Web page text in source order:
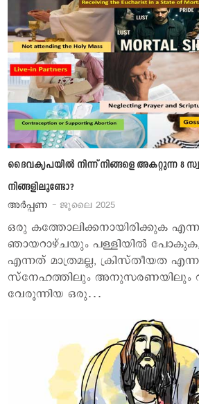
ദൈവകൃപയില്‍ നിന്ന് നിങ്ങളെ അകറ്റുന്ന 8
നിങ്ങളിലൂണ്ടോ?
അര്‍പ്പണ - ജൂലൈ 2025
ഒരു കത്തോലിക്കനായിരിക്കുക
ഞായറാഴ്ചയും പള്ളിയില്‍
എന്നത് മാത്രമല്ല, ക്രിസ്തീയത
സ്‌നേഹത്തിലും അനുസരണയിലും
വേരൂന്നിയ ഒരു…